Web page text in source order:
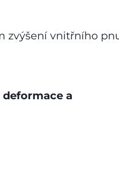
zvýšení vnitřního
a